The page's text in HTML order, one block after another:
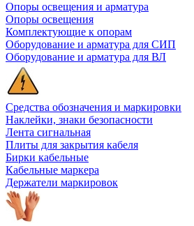
Опоры освещения и арматура
Опоры освещения
Комплектующие к опорам
Оборудование и арматура для СИП
Оборудование и арматура для ВЛ
Средства обозначения и маркировки
Наклейки, знаки безопасности
Лента сигнальная
Плиты для закрытия кабеля
Бирки кабельные
Кабельные маркера
Держатели маркировок